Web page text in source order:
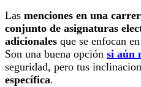
Las menciones en una
conjunto de asignaturas
adicionales que se enfocan
Son una buena opción si aún
seguridad, pero tus
específica.